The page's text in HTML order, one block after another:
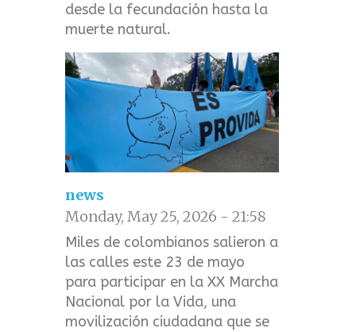
desde la fecundación hasta la
muerte natural.
news
Monday, May 25, 2026 - 21:58
Miles de colombianos salieron a
las calles este 23 de mayo
para participar en la XX Marcha
Nacional por la Vida, una
movilización ciudadana que se